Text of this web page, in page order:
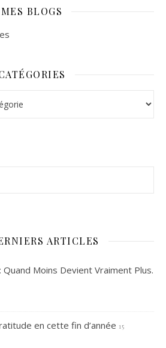
MES BLOGS
ARTICLES
Quand Moins Devient Vraiment Plus.
en cette fin d’année 15